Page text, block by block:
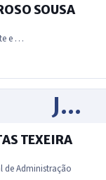
SOUSA
e …
J…
TEXEIRA
de Administração